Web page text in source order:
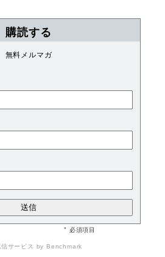
購読する
無料メルマガ
* 必須項目
信サービス by Benchmark